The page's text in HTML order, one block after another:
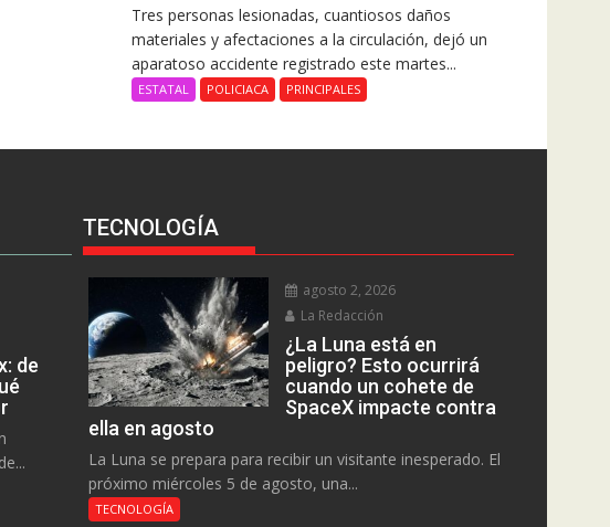
Tres personas lesionadas, cuantiosos daños
materiales y afectaciones a la circulación, dejó un
aparatoso accidente registrado este martes...
ESTATAL POLICIACA PRINCIPALES
de
TECNOLOGÍA
agosto 2, 2026
La Redacción
¿La Luna está en
peligro? Esto ocurrirá
cuando un cohete de
SpaceX impacte contra
ella en agosto
La Luna se prepara para recibir un visitante inesperado. El
próximo miércoles 5 de agosto, una...
TECNOLOGÍA